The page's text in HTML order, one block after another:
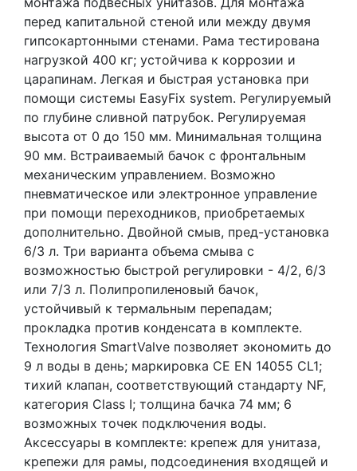
перед капитальной стеной или между двумя
гипсокартонными стенами. Рама тестирована
нагрузкой 400 кг; устойчива к коррозии и
царапинам. Легкая и быстрая установка при
помощи системы EasyFix system. Регулируемый
по глубине сливной патрубок. Регулируемая
высота от 0 до 150 мм. Минимальная толщина
90 мм. Встраиваемый бачок с фронтальным
механическим управлением. Возможно
пневматическое или электронное управление
при помощи переходников, приобретаемых
дополнительно. Двойной смыв, пред-установка
6/3 л. Три варианта объема смыва с
возможностью быстрой регулировки - 4/2, 6/3
или 7/3 л. Полипропиленовый бачок,
устойчивый к термальным перепадам;
прокладка против конденсата в комплекте.
Технология SmartValve позволяет экономить до
9 л воды в день; маркировка CE EN 14055 CL1;
тихий клапан, соответствующий стандарту NF,
категория Class I; толщина бачка 74 мм; 6
возможных точек подключения воды.
Аксессуары в комплекте: крепеж для унитаза,
крепежи для рамы, подсоединения входящей и